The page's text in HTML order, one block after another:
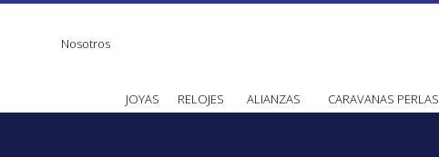
JOYAS RELOJES ALIANZAS CARAVANAS PERLAS
Nosotros